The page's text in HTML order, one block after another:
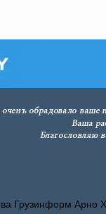
Грузинформ Арно